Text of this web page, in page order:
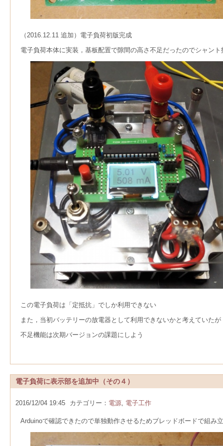
（2016.12.11 追加）電子負荷初版完成
電子負荷本体に実装，基板配置で隙間の高さ不足だったのでシャン
この電子負荷は「定抵抗」でしか利用できない
また，当初バッテリーの放電器として利用できないかと考えていた
不足機能は次期バージョンの課題にしよう
電子負荷に表示部を追加中（その４）
2016/12/04 19:45 カテゴリー： 電源, 電子工作
Arduinoで確認できたので単独動作させるためブレッドボードで組み